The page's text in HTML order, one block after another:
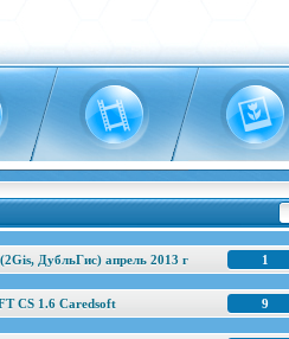
1
ДубльГис) апрель 2013 г
9
CS 1.6 Caredsoft